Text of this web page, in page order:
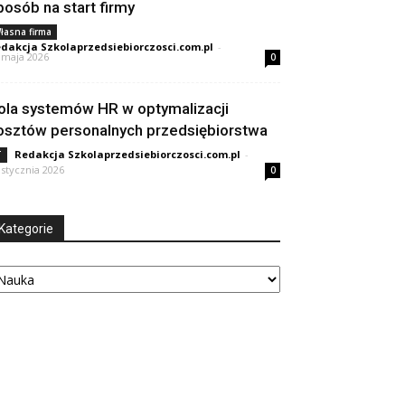
na start firmy
firma
Szkolaprzedsiebiorczosci.com.pl -
2026 0
systemów HR w optymalizacji
personalnych przedsiębiorstwa
Redakcja Szkolaprzedsiebiorczosci.com.pl -
stycznia 2026
0
Kategorie